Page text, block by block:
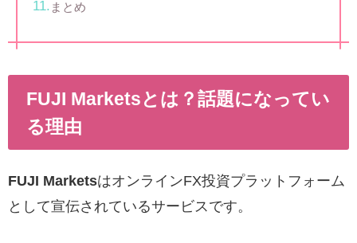
まとめ
FUJI Marketsとは？話題になってい
る理由
FUJI MarketsはオンラインFX投資プラットフォーム
として宣伝されているサービスです。